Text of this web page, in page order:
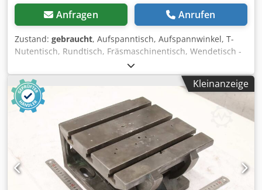
Anfragen Anrufen
Zustand: gebraucht, Aufspanntisch, Aufspannwinkel, T-
Nutentisch, Rundtisch, Fräsmaschinentisch, Wendetisch -
Tischfläche: ca. 1550 x 420 mm -Nuten: 5 Stück 16 mm -
Maße: siehe Foto -Abmessung ges.: 1630/420/H180 mm -
Gewicht 461 kg Dsdpfxjfnbyhj Andeck
Kleinanzeige